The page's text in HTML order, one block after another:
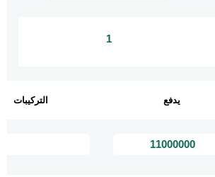
يدفع التركيبات